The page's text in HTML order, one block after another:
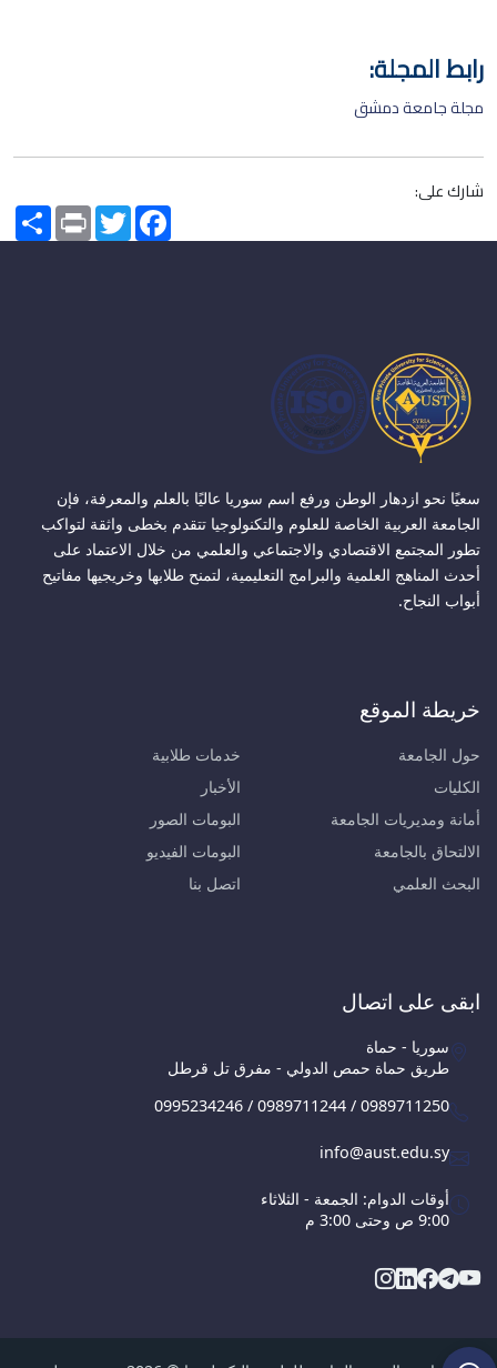
رابط المجلة:
مجلة جامعة دمشق
شارك على:
Share PrintTwitterFacebook
سعيًا نحو ازدهار الوطن ورفع اسم سوريا عاليًا بالعلم والمعرفة، فإن
الجامعة العربية الخاصة للعلوم والتكنولوجيا تتقدم بخطى واثقة لتواكب
تطور المجتمع الاقتصادي والاجتماعي والعلمي من خلال الاعتماد على
أحدث المناهج العلمية والبرامج التعليمية، لتمنح طلابها وخريجيها مفاتيح
أبواب النجاح.
خريطة الموقع
حول الجامعة
الكليات
أمانة ومديريات الجامعة
الالتحاق بالجامعة
البحث العلمي
خدمات طلابية
الأخبار
البومات الصور
البومات الفيديو
اتصل بنا
ابقى على اتصال
سوريا - حماة
طريق حماة حمص الدولي - مفرق تل قرطل
0995234246 / 0989711244 / 0989711250
info@aust.edu.sy
أوقات الدوام: الجمعة - الثلاثاء
9:00 ص وحتى 3:00 م